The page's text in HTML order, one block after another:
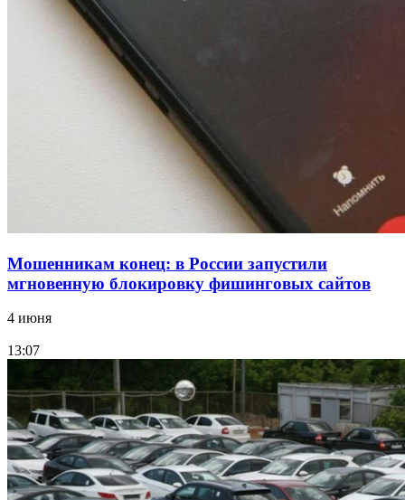
Покушение на убийство в Волгограде: девушка
напала на незнакомую женщину с ножом
Сладкий праздник в Волгограде: в Центральном
парке прошёл фестиваль „Арбузный переполох“
Мошенникам конец: в России запустили
мгновенную блокировку фишинговых сайтов
4 июня
13:07